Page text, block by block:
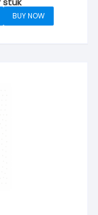
BUY NOW